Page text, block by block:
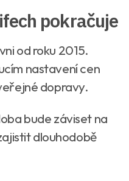
pokračuje
od roku 2015.
nastavení cen
dopravy.
bude záviset na
dlouhodobě